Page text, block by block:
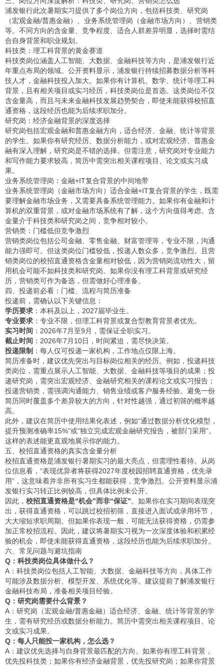
浦发银行此次暑期实习提供了多个岗位方向，包括科技类、研究岗
（宏观金融/普惠金融）、业务系统管理岗（金融市场方向）、营销类
等。不同方向的含金量、竞争程度、适合人群差异明显，选择时需结
合自身背景和职业规划。
科技类：理工科背景的黄金赛道
科技类岗位涵盖人工智能、大数据、金融科技等方向，是浦发银行近
年重点布局的领域。公开资料显示，浦发银行持续招募数据分析等科
技人才，金融科技投入加大。如果你有计算机、数学、统计等理工科
背景，且有相关项目或实习经历，科技类岗位是首选。这类岗位不仅
含金量高，而且与未来金融科技发展趋势契合，即使未能获得校招直
通资格，这段经历也能为后续求职加分。
研究岗：经济金融背景的深度选择
研究岗包括宏观金融和普惠金融方向，适合经济、金融、统计等背景
的学生。如果你有研究经历、数据分析能力，或对宏观经济、普惠金
融有深入理解，研究岗是不错的选择。但需注意，研究岗对专业能力
和写作能力要求较高，简历中需突出相关课程项目、论文或实习成
果。
业务系统管理岗：金融+IT复合背景的中间地带
业务系统管理岗（金融市场方向）适合金融+IT复合背景的学生，既需
要理解金融市场业务，又需要具备系统管理能力。如果你有金融和计
算机的双重背景，或对金融市场系统有了解，这个方向值得考虑。含
金量介于科技类和研究岗之间，竞争相对较小。
营销类：门槛低但竞争激烈
营销类岗位包括公司金融、零售金融、财富管理等，专业不限，沟通
能力强即可。但这类岗位门槛较低，投递人数众多，竞争激烈。且营
销类岗位的校招直通资格含金量相对较低，因为营销岗流动性大，留
用机会可能不如科技类和研究岗。如果你没有理工科背景或研究经
历，营销类可作为备选，但需做好心理准备。
四、投递前必看：门槛、流程与简历准备
投递前，需确认以下关键信息：
学历要求 ：本科及以上，2027届毕业生。
专业要求 ：专业不限，但理工科背景或复合型教育背景者优先。
实习时间 ：2026年7月至9月，需保证全职实习。
截止时间 ：2026年7月10日，时间紧迫，需尽快决策。
投递限制 ：每人仅可投递一家机构，工作地点仅限上海。
简历准备时，建议优先突出与目标岗位相关的经历。例如，投递科技
类岗位，需重点展示人工智能、大数据、金融科技等项目的成果；投
递研究岗，需突出宏观经济、金融研究相关的课程论文或实习报告；
投递营销类，需强调沟通能力、销售业绩或客户服务经验。避免一份
简历同时覆盖多个差异较大的方向，针对性越强，通过初筛的概率越
高。
此外，建议在简历中使用结果化表述，例如“通过数据分析优化模型，
提升预测准确率15%”或“独立完成宏观金融研究报告，被部门采用”。
这样的表述能更直观地展示你的能力。
五、校招直通资格的真实含金量分析
校招直通资格是浦发银行暑期实习的最大亮点，但需理性看待。从岗
位信息看，“表现优异者将获得2027年度校园招聘直通资格，优先录
用”，这意味着并非所有实习生都能获得，竞争激烈。公开资料显示浦
发银行实习转正比例较高，但具体比例未公开。
因此， 校招直通资格是“机会”而非“保证”。如果你在实习期间表现突
出，获得直通资格，可以跳过校招初筛，直接进入面试或录用环节，
大大缩短求职周期。但如果你表现一般，可能无法获得资格，仍需参
加正常校招流程。因此，建议将暑期实习视为一次深度体验和积累经
验的机会，即使未能获得直通资格，这段经历也能为后续求职加分。
六、常见问题与避坑指南
Q：科技类岗位具体做什么？
A：科技类岗位包括人工智能、大数据、金融科技等方向，具体工作
可能涉及数据分析、模型开发、系统优化等。建议提前了解浦发银行
金融科技布局，准备相关项目经验。
Q：研究岗需要什么背景？
A：研究岗（宏观金融/普惠金融）适合经济、金融、统计等背景的学
生，需有研究经历或数据分析能力。简历中需突出相关课程项目、论
文或实习成果。
Q：每人只能投一家机构，怎么选？
A：建议优先选择与自身背景最匹配的方向。如果你有理工科背景，
优先投科技类；如果你有经济金融背景，优先投研究岗；如果你背景